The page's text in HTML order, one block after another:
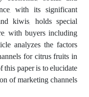
with its significant
kiwis, holds special
with buyers including
analyzes the factors
for citrus fruits in
paper is to elucidate
of marketing channels